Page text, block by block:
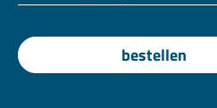
bestellen